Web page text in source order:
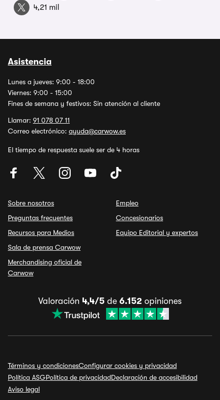
4,21 mil
Asistencia
Lunes a jueves: 9:00 - 18:00
Viernes: 9:00 - 15:00
Fines de semana y festivos: Sin atención al cliente
Llamar: 91 078 07 11
Correo electrónico: ayuda@carwow.es
El tiempo de respuesta suele ser de 4 horas
Sobre nosotros
Preguntas frecuentes
Recursos para Medios
Sala de prensa Carwow
Merchandising oficial de
Carwow
Empleo
Concesionarios
Equipo Editorial y expertos
Valoración 4,4/5 de 6.152 opiniones
Términos y condicionesConfigurar cookies y privacidad
Política ASGPolítica de privacidadDeclaración de accesibilidad
Aviso legal